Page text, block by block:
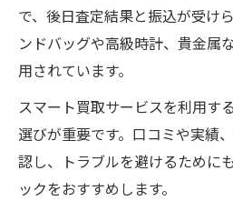
で、後日査定結果と振込が受け
ンドバッグや高級時計、貴金属
用されています。
スマート買取サービスを利用す
選びが重要です。口コミや実績
認し、トラブルを避けるために
ックをおすすめします。